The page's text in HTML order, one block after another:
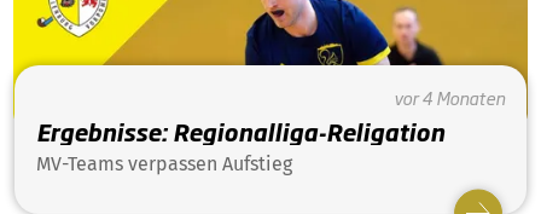
vor 4 Monaten
Ergebnisse: Regionalliga-Religation
MV-Teams verpassen Aufstieg